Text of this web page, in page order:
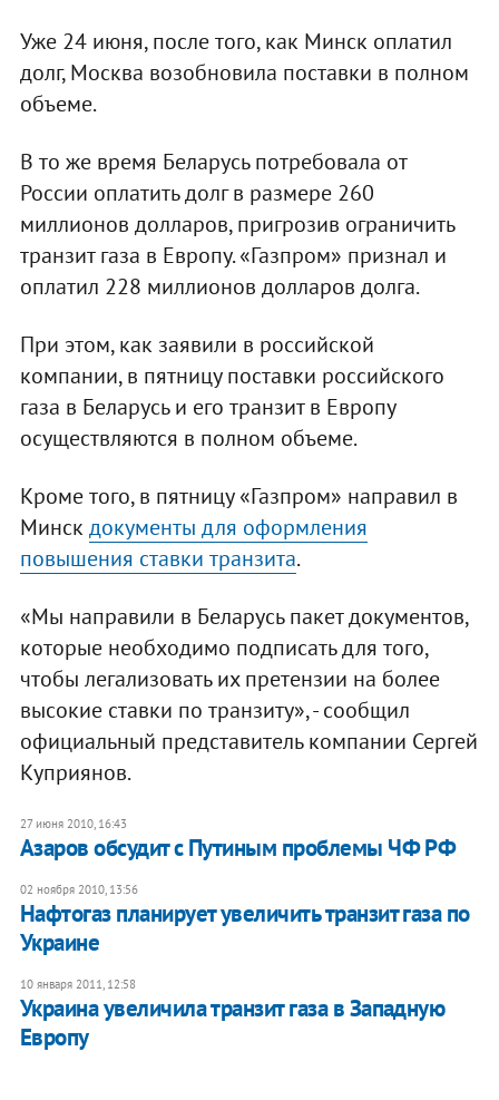
Уже 24 июня, после того, как Минск оплатил
долг, Москва возобновила поставки в полном
объеме.
В то же время Беларусь потребовала от
России оплатить долг в размере 260
миллионов долларов, пригрозив ограничить
транзит газа в Европу. «Газпром» признал и
оплатил 228 миллионов долларов долга.
При этом, как заявили в российской
компании, в пятницу поставки российского
газа в Беларусь и его транзит в Европу
осуществляются в полном объеме.
Кроме того, в пятницу «Газпром» направил в
Минск документы для оформления
повышения ставки транзита.
«Мы направили в Беларусь пакет документов,
которые необходимо подписать для того,
чтобы легализовать их претензии на более
высокие ставки по транзиту», - сообщил
официальный представитель компании Сергей
Куприянов.
27 июня 2010, 16:43
Азаров обсудит с Путиным проблемы ЧФ РФ
02 ноября 2010, 13:56
​Нафтогаз планирует увеличить транзит газа по
Украине
10 января 2011, 12:58
Украина увеличила транзит газа в Западную
Европу